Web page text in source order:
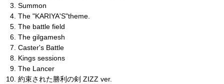
Summon
The "KARIYA'S"theme.
The battle field
The gilgamesh
Caster's Battle
Kings sessions
The Lancer
約束された勝利の剣 ZIZZ ver.